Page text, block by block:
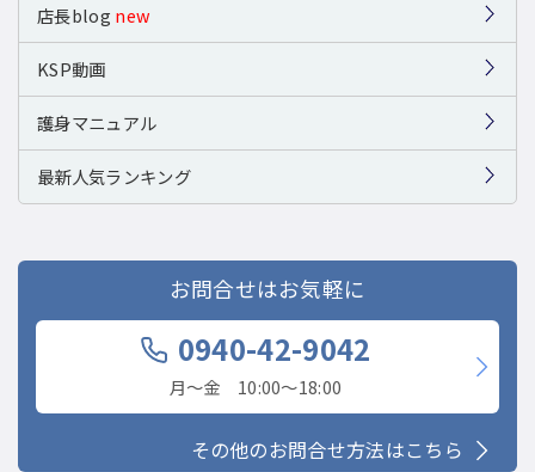
店長blog new
KSP動画
護身マニュアル
最新人気ランキング
お問合せはお気軽に
0940-42-9042
月〜金 10:00〜18:00
その他のお問合せ方法はこちら